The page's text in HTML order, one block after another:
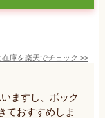
在庫を楽天でチェック >>
ますし、ボック
ておすすめしま